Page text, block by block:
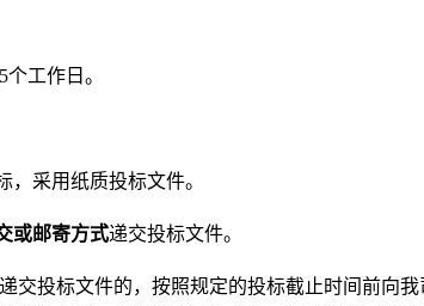
工作日。
，采用纸质投标文件。
或邮寄方式递交投标文件。
交投标文件的，按照规定的投标截止时间前向